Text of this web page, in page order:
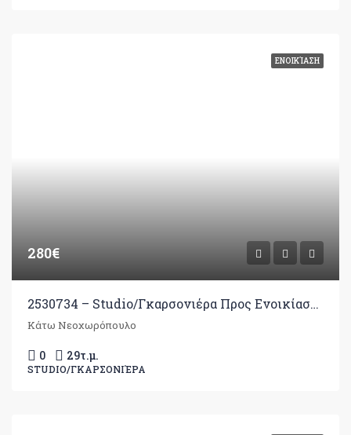
ΕΝΟΙΚΊΑΣΗ
280€
2530734 – Studio/Γκαρσονιέρα Προς Ενοικίαση, Ιωάννινα, 29 τ.μ., €280
Κάτω Νεοχωρόπουλο
0 29τ.μ.
STUDIO/ΓΚΑΡΣΟΝΙΈΡΑ